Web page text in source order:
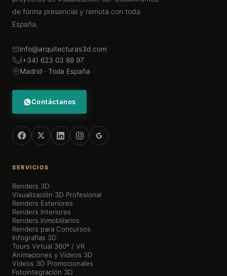
de forma presencial y remota con toda
España.
info@arquitecturas3d.com
(+34) 623 03 88 97
Madrid · Toda España
Contáctanos
SERVICIOS
Renders 3D
Visualización 3D Profesional
Renders Exteriores
Renders Interiores
Renders Inmobiliarios
Renders para Concursos
Infografías 3D
Tours Virtual 360º / VR
Animaciones y Vídeos 3D
Vídeos 3D Promocionales
Fotointegración 3D